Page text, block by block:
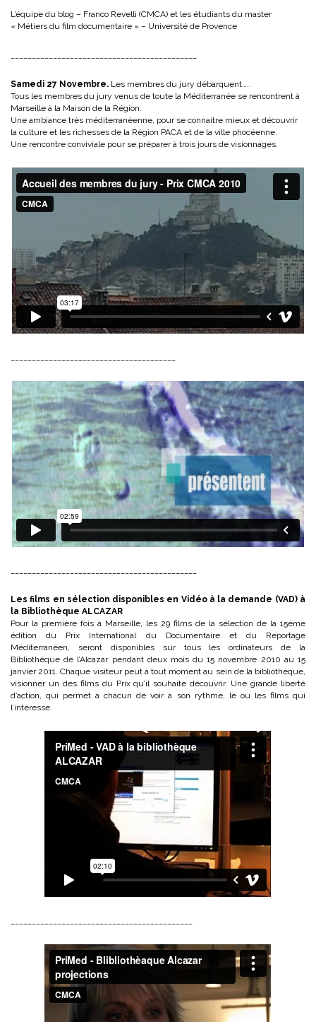
L’équipe du blog – Franco Revelli (CMCA) et les étudiants du master
« Métiers du film documentaire » – Université de Provence
Samedi 27 Novembre. Les membres du jury débarquent…..
Tous les membres du jury venus de toute la Méditerranée se rencontrent à
Marseille à la Maison de la Région.
Une ambiance très méditerranéenne, pour se connaitre mieux et découvrir
la culture et les richesses de la Région PACA et de la ville phocéenne.
Une rencontre conviviale pour se préparer à trois jours de visionnages.
Les films en sélection disponibles en Vidéo à la demande (VAD) à
la Bibliothèque ALCAZAR
Pour la première fois à Marseille, les 29 films de la sélection de la 15ème
édition du Prix International du Documentaire et du Reportage
Méditerranéen, seront disponibles sur tous les ordinateurs de la
Bibliothèque de l’Alcazar pendant deux mois du 15 novembre 2010 au 15
janvier 2011. Chaque visiteur peut à tout moment au sein de la bibliothèque,
visionner un des films du Prix qu’il souhaite découvrir. Une grande liberté
d’action, qui permet à chacun de voir à son rythme, le ou les films qui
l’intéresse.